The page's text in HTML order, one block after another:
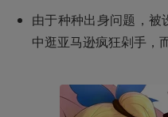
由于种种出身问题，被
中逛亚马逊疯狂剁手，